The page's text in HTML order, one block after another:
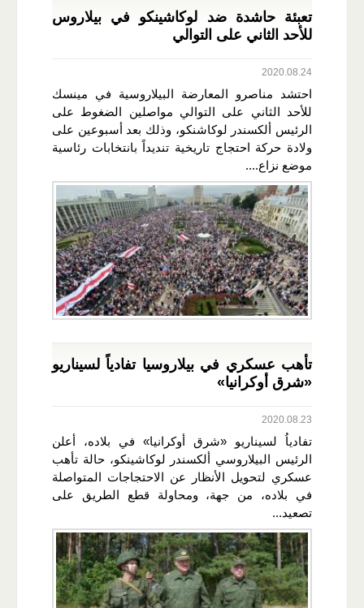
تعبئة حاشدة ضد لوكاشينكو في بيلاروس
للأحد الثاني على التوالي
2020.08.24
احتشد مناصرو المعارضة البيلاروسية في مينسك
للأحد الثاني على التوالي مواصلين الضغوط على
الرئيس ألكسندر لوكاشنكو، وذلك بعد أسبوعين على
ولادة حركة احتجاج تاريخية تنديداً بانتخابات رئاسية
موضع نزاع....
تأهب عسكري في بيلاروسيا تفادياً لسيناريو
«شرق أوكرانيا»
2020.08.23
تفادياُ لسيناريو «شرق أوكرانيا» في بلاده، أعلن
الرئيس البيلاروسي ألكسندر لوكاشينكو، حالة تأهب
عسكري لتحويل الأنظار عن الاحتجاجات المتواصلة
في بلاده، من جهة، ومحاولة قطع الطريق على
تصعيد...